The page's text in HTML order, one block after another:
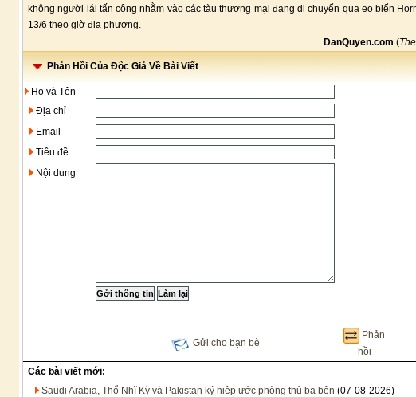
không người lái tấn công nhằm vào các tàu thương mại đang di chuyển qua eo biển
13/6 theo giờ địa phương.
DanQuyen.com (
Phản Hồi Của Độc Giả Về Bài Viết
Họ và Tên
Địa chỉ
Email
Tiêu đề
Nội dung
Gửi cho bạn bè
Phản
hồi
Các bài viết mới:
Saudi Arabia, Thổ Nhĩ Kỳ và Pakistan ký hiệp ước phòng thủ ba bên (07-08-2026)